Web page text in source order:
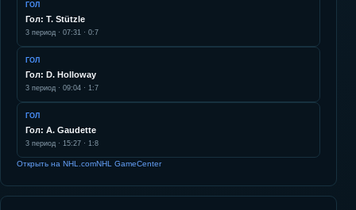
ГОЛ
Гол: T. Stützle
3 период · 07:31 · 0:7
ГОЛ
Гол: D. Holloway
3 период · 09:04 · 1:7
ГОЛ
Гол: A. Gaudette
3 период · 15:27 · 1:8
Открыть на NHL.comNHL GameCenter